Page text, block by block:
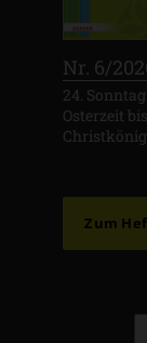
Nr. 6/
24.
Osterzeit bis
Christkönig
Zum